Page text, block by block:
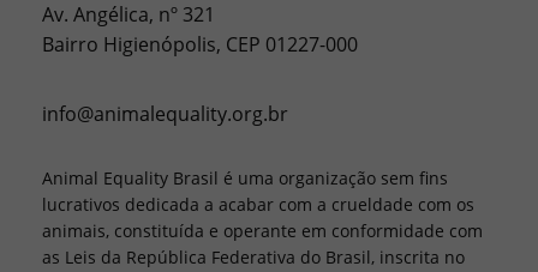
Av. Angélica, nº 321
Bairro Higienópolis, CEP 01227-000
info@animalequality.org.br
Animal Equality Brasil é uma organização sem fins
lucrativos dedicada a acabar com a crueldade com os
animais, constituída e operante em conformidade com
as Leis da República Federativa do Brasil, inscrita no